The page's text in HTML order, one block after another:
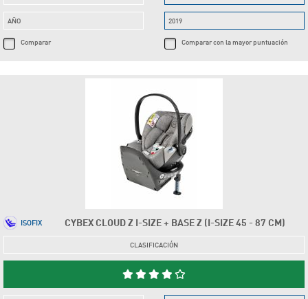
AÑO
Comparar
2019
Comparar con la mayor puntuación
CYBEX CLOUD Z I-SIZE + BASE Z (I-SIZE 45 - 87 CM)
ISOFIX
CLASIFICACIÓN